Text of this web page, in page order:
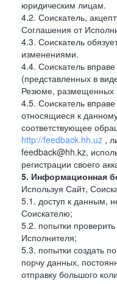
юридическим лицам.
4.2. Соискатель,
Соглашения от
4.3. Соискатель
изменениями.
4.4. Соискатель
(представленных в
Резюме, размещенных
4.5. Соискатель
относящиеся к
соответствующее
http://feedback.hh.uz ,
feedback@hh.kz,
регистрации своего
5. Информационная
Используя Сайт,
5.1. доступ к данным,
Соискателю;
5.2. попытки
Исполнителя;
5.3. попытки создать
порчу данных,
отправку большого